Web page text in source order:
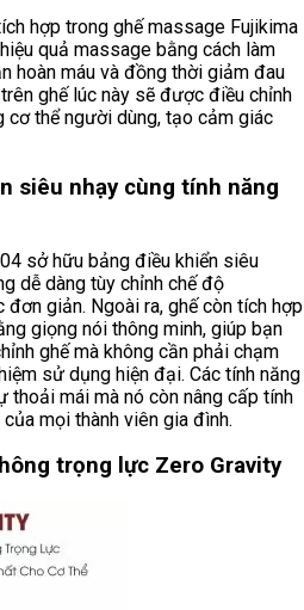
hợp trong ghế massage Fujikima
quả massage bằng cách làm
hoàn máu và đồng thời giảm đau
ghế lúc này sẽ được điều chỉnh
thể người dùng, tạo cảm giác
siêu nhạy cùng tính năng
sở hữu bảng điều khiển siêu
dễ dàng tùy chỉnh chế độ
giản. Ngoài ra, ghế còn tích hợp
giọng nói thông minh, giúp bạn
ghế mà không cần phải chạm
sử dụng hiện đại. Các tính năng
thoải mái mà nó còn nâng cấp tính
mọi thành viên gia đình.
trọng lực Zero Gravity